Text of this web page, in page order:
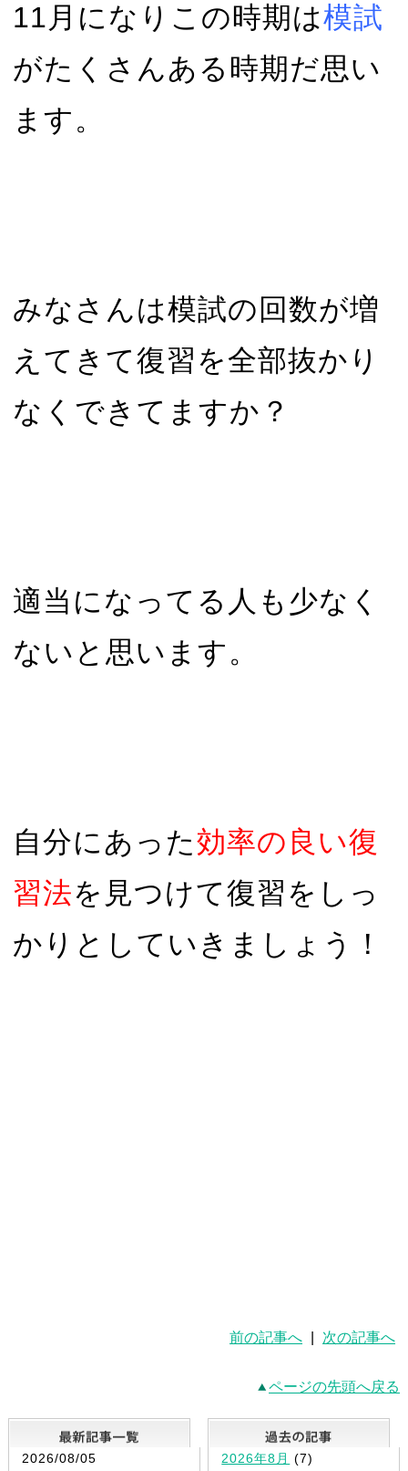
11月になりこの時期は模試
がたくさんある時期だ思い
ます。
みなさんは模試の回数が増
えてきて復習を全部抜かり
なくできてますか？
適当になってる人も少なく
ないと思います。
自分にあった効率の良い復
習法を見つけて復習をしっ
かりとしていきましょう！
前の記事へ 次の記事へ
ページの先頭へ戻る
最新記事一覧
2026/08/05
2026年8月 (7)